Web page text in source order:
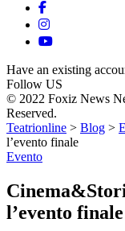
Have an existing
Follow US
© 2022 Foxiz News
Reserved.
Teatrionline > Blog >
l’evento finale
Evento
l’evento finale